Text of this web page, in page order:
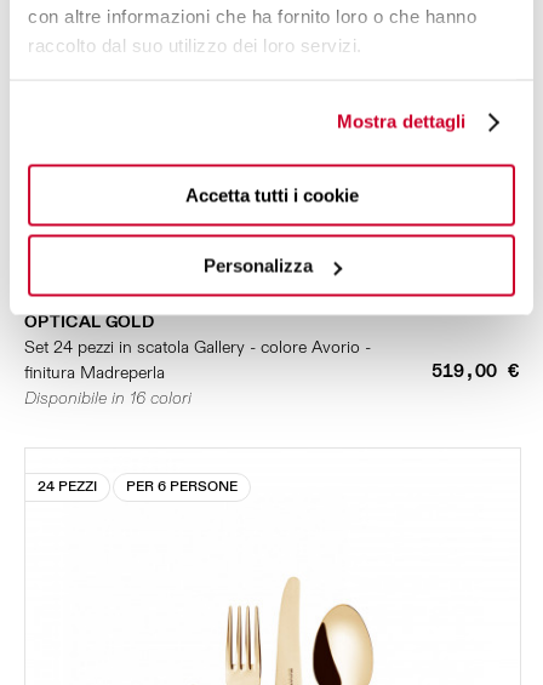
con altre informazioni che ha fornito loro o che hanno
raccolto dal suo utilizzo dei loro servizi.
Mostra dettagli
Accetta tutti i cookie
Personalizza
OPTICAL GOLD
Set 24 pezzi in scatola Gallery - colore Avorio -
finitura Madreperla
519,00 €
Disponibile in 16 colori
24 PEZZI PER 6 PERSONE